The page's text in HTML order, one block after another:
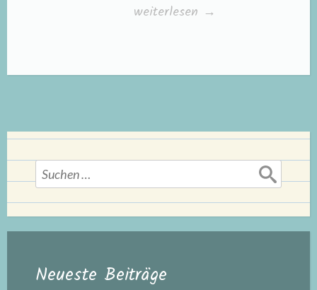
„Checkliste
weiterlesen →
Suchen
nach:
Neueste Beiträge